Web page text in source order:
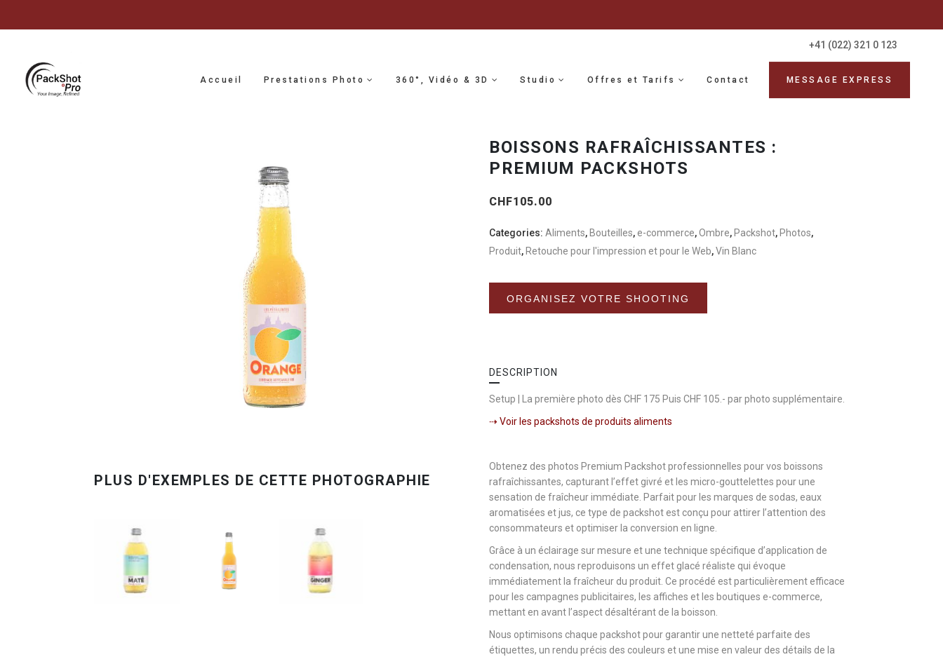
+41 (022) 321 0 123
Accueil Prestations Photo 360°, Vidéo & 3D Studio Offres et Tarifs Contact MESSAGE EXPRESS
BOISSONS RAFRAÎCHISSANTES :
PREMIUM PACKSHOTS
CHF105.00
Categories: Aliments, Bouteilles, e-commerce,Ombre, Packshot, Photos,
Produit, Retouche pour l'impression et pour le Web,Vin Blanc
DESCRIPTION
Setup | La première photo dès CHF 175 Puis CHF 105.- par photo supplémentaire.
⇢ Voir les packshots de produits aliments
Obtenez des photos Premium Packshot professionnelles pour vos boissons
rafraîchissantes, capturant l’effet givré et les micro-gouttelettes pour une
sensation de fraîcheur immédiate. Parfait pour les marques de sodas, eaux
aromatisées et jus, ce type de packshot est conçu pour attirer l’attention des
consommateurs et optimiser la conversion en ligne.
Grâce à un éclairage sur mesure et une technique spécifique d’application de
condensation, nous reproduisons un effet glacé réaliste qui évoque
immédiatement la fraîcheur du produit. Ce procédé est particulièrement efficace
pour les campagnes publicitaires, les affiches et les boutiques e-commerce,
mettant en avant l’aspect désaltérant de la boisson.
Nous optimisons chaque packshot pour garantir une netteté parfaite des
étiquettes, un rendu précis des couleurs et une mise en valeur des détails de la